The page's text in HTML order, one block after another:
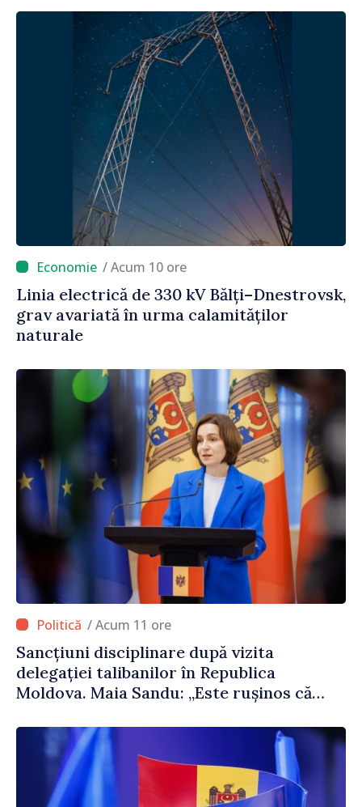
/ Acum 10 ore
Linia electrică de 330 kV Bălți–Dnestrovsk,
grav avariată în urma calamităților
naturale
/ Acum 11 ore
Sancțiuni disciplinare după vizita
delegației talibanilor în Republica
Moldova. Maia Sandu: „Este rușinos că
politica statului”